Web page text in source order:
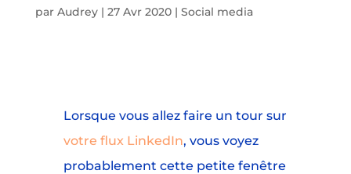
par Audrey| 27 Avr 2020| Social media
Lorsque vous allez faire un tour sur
votre flux LinkedIn, vous voyez
probablement cette petite fenêtre